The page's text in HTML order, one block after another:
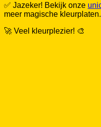
✅ Jazeker! Bekijk onze
meer magische kleurplaten.
🚀 Veel kleurplezier! 🎨